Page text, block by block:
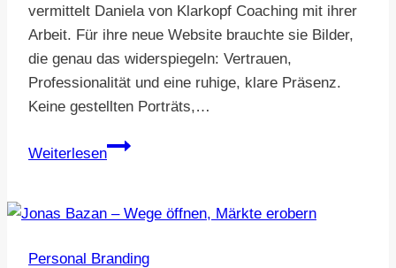
vermittelt Daniela von Klarkopf Coaching mit ihrer
Arbeit. Für ihre neue Website brauchte sie Bilder,
die genau das widerspiegeln: Vertrauen,
Professionalität und eine ruhige, klare Präsenz.
Keine gestellten Porträts,…
Weiterlesen
Daniela
Coaching
Personal Branding